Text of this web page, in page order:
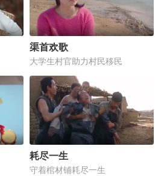
渠首欢歌
大学生村官助力村民移民
耗尽一生
守着棺材铺耗尽一生